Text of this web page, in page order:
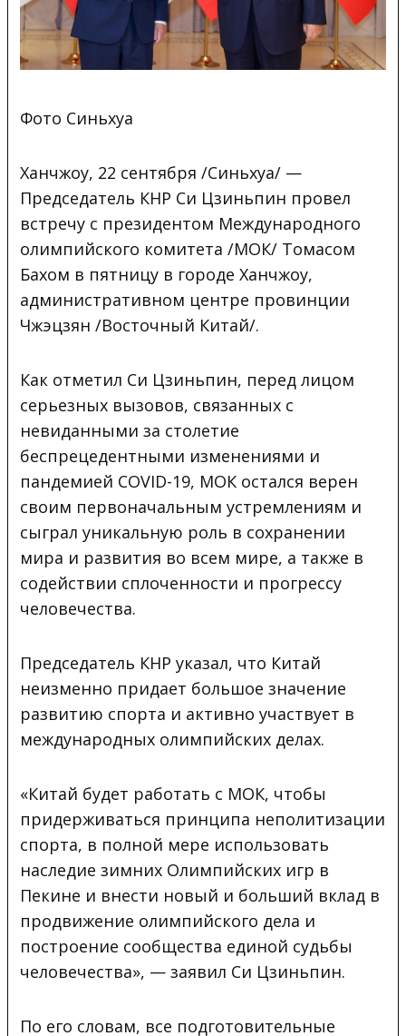
Фото Синьхуа
Ханчжоу, 22 сентября /Синьхуа/ —
Председатель КНР Си Цзиньпин провел
встречу с президентом Международного
олимпийского комитета /МОК/ Томасом
Бахом в пятницу в городе Ханчжоу,
административном центре провинции
Чжэцзян /Восточный Китай/.
Как отметил Си Цзиньпин, перед лицом
серьезных вызовов, связанных с
невиданными за столетие
беспрецедентными изменениями и
пандемией COVID-19, МОК остался верен
своим первоначальным устремлениям и
сыграл уникальную роль в сохранении
мира и развития во всем мире, а также в
содействии сплоченности и прогрессу
человечества.
Председатель КНР указал, что Китай
неизменно придает большое значение
развитию спорта и активно участвует в
международных олимпийских делах.
«Китай будет работать с МОК, чтобы
придерживаться принципа неполитизации
спорта, в полной мере использовать
наследие зимних Олимпийских игр в
Пекине и внести новый и больший вклад в
продвижение олимпийского дела и
построение сообщества единой судьбы
человечества», — заявил Си Цзиньпин.
По его словам, все подготовительные